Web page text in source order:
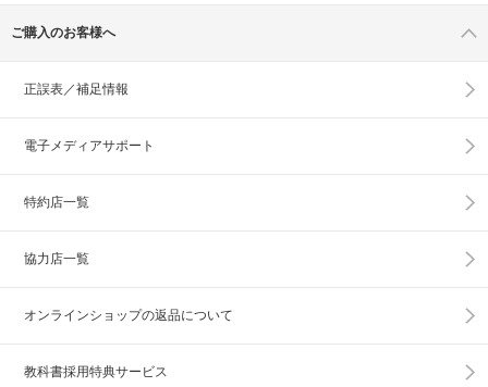
ご購入のお客様へ
正誤表／補足情報
電子メディアサポート
特約店一覧
協力店一覧
オンラインショップの返品について
教科書採用特典サービス